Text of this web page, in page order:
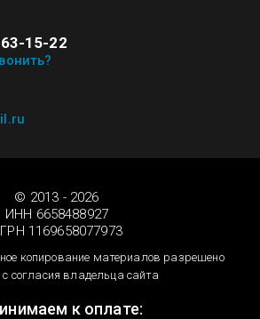
15-22
© 2013 - 2026
ИНН 6658488927
1169658077973
копирование материалов разрешено
с согласия владельца сайта
к оплате: